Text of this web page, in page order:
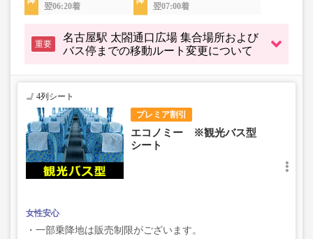
翌06:20着
翌07:00着
重要
名古屋駅 太閤通口広場 集合場所および
バス停までの移動ルート変更について
プレミア割引
4列シート
エコノミー ※観光バス型
シート
女性安心
・一部乗降地は販売制限がございます。